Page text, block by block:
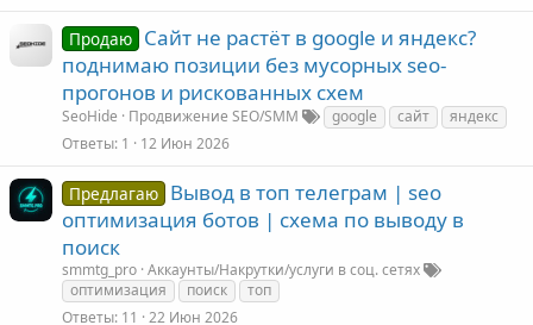
Продаю Сайт не растёт в google и яндекс?
поднимаю позиции без мусорных seo-
прогонов и рискованных схем
SeoHide Продвижение SEO/SMM google сайт
яндекс
Ответы 1 12 Июн 2026
Предлагаю Вывод в топ телеграм | seo
оптимизация ботов | схема по выводу в
поиск
smmtg_pro Аккаунты/Накрутки/услуги в соц. сетях
оптимизация
поиск
топ
Ответы 11 22 Июн 2026